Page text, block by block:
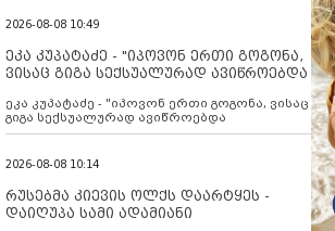
შეწყვეტის შეთანხმებას. მეტიც, რუსეთი
ოკუპირებულ რეგიონებში, აგრძელებს მათი
მილიტარიზაციის პროცესს და აქტიურად
დგამს ნაბიჯებს მათი ფაქტობრივი
2026-08-08 10:49
ეკა კუპატაძე - "იპოვონ ერთი გოგონა,
ვისაც გიგა სექსუალურად ავიწროებდა
ეკა კუპატაძე - "იპოვონ ერთი გოგონა, ვისაც
გიგა სექსუალურად ავიწროებდა
2026-08-08 10:14
რუსებმა კიევის ოლქს დაარტყეს -
დაიღუპა სამი ადამიანი